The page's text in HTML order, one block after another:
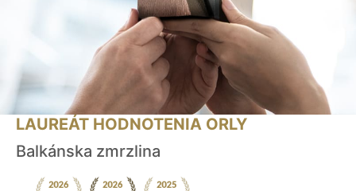
LAUREÁT HODNOTENIA ORLY
Balkánska zmrzlina